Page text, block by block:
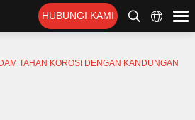
HUBUNGI KAMI
TAHAN KOROSI DENGAN KANDUNGAN